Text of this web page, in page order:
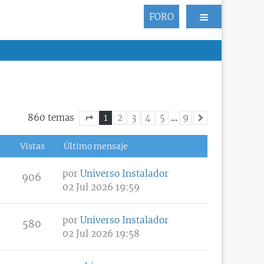
FORO
860 temas
Página
1 2 3 4 5 … 9
Vistas Último mensaje
906 por Universo Instalador
02 Jul 2026 19:59
580 por Universo Instalador
02 Jul 2026 19:58